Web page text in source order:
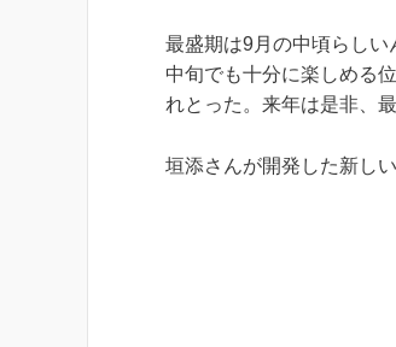
最盛期は9月の中頃らし
中旬でも十分に楽しめる
れとった。来年は是非、
垣添さんが開発した新し